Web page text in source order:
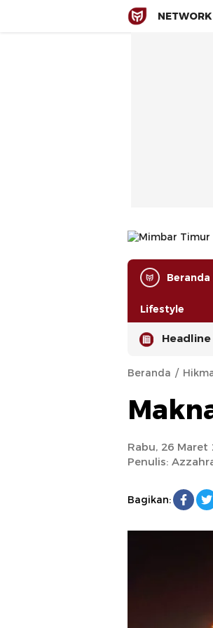
NETWORK
Mimbar Timur
Media
Beranda
Lifestyle
Headline
Beranda
Penulis:
Rabu, 26 Maret
Bagikan: